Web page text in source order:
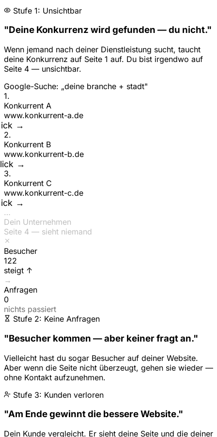
Stufe 1: Unsichtbar
"Deine Konkurrenz wird gefunden — du nicht."
Wenn jemand nach deiner Dienstleistung sucht, taucht
deine Konkurrenz auf Seite 1 auf. Du bist irgendwo auf
Seite 4 — unsichtbar.
Google-Suche: „deine branche + stadt"
1.
Konkurrent A
www.konkurrent-a.de
→
2.
Konkurrent B
www.konkurrent-b.de
→
3.
Konkurrent C
www.konkurrent-c.de
→
…
Dein Unternehmen
Seite 4 — sieht niemand
Besucher
162
steigt ↑
→
Anfragen
0
nichts passiert
Stufe 2: Keine Anfragen
"Besucher kommen — aber keiner fragt an."
Vielleicht hast du sogar Besucher auf deiner Website.
Aber wenn die Seite nicht überzeugt, gehen sie wieder —
ohne Kontakt aufzunehmen.
Stufe 3: Kunden verloren
"Am Ende gewinnt die bessere Website."
Dein Kunde vergleicht. Er sieht deine Seite und die deiner